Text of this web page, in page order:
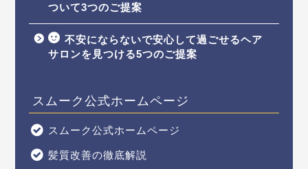
ついて3つのご提案
不安にならないで安心して過ごせるヘア
サロンを見つける5つのご提案
スムーク公式ホームページ
スムーク公式ホームページ
髪質改善の徹底解説